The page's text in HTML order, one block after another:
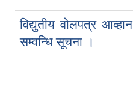
विद्युतीय वोलपत्र आव्हान
सम्वन्धि सूचना ।